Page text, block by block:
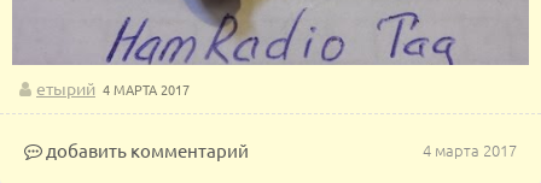
етырий 4 МАРТА 2017
4 марта 2017
добавить комментарий